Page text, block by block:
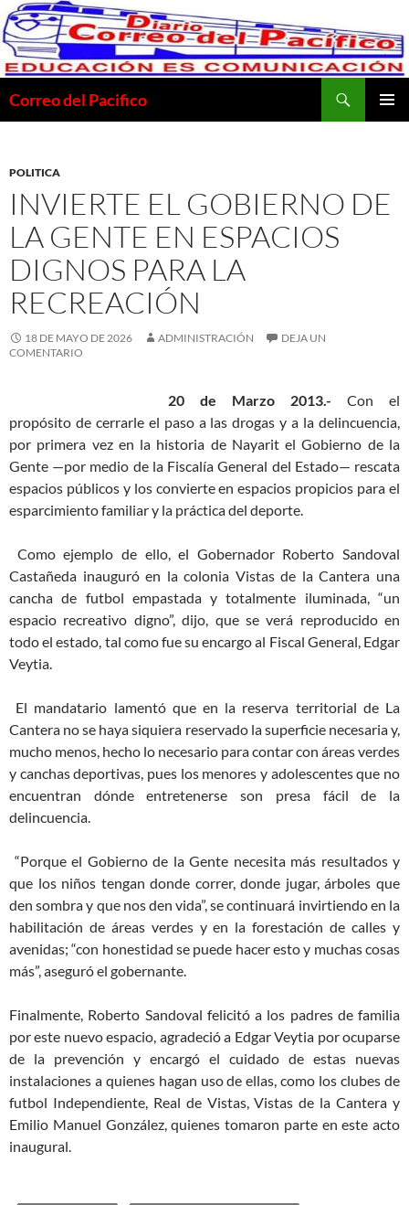
Saltar
al
contenido
Correo del Pacifico
POLITICA
INVIERTE EL GOBIERNO DE
LA GENTE EN ESPACIOS
DIGNOS PARA LA
RECREACIÓN
18 DE MAYO DE 2026 ADMINISTRACIÓN
DEJA UN
COMENTARIO
20 de Marzo 2013.- Con el
propósito de cerrarle el paso a las drogas y a la delincuencia,
por primera vez en la historia de Nayarit el Gobierno de la
Gente —por medio de la Fiscalía General del Estado— rescata
espacios públicos y los convierte en espacios propicios para el
esparcimiento familiar y la práctica del deporte.
Como ejemplo de ello, el Gobernador Roberto Sandoval
Castañeda inauguró en la colonia Vistas de la Cantera una
cancha de futbol empastada y totalmente iluminada, “un
espacio recreativo digno”, dijo, que se verá reproducido en
todo el estado, tal como fue su encargo al Fiscal General, Edgar
Veytia.
El mandatario lamentó que en la reserva territorial de La
Cantera no se haya siquiera reservado la superficie necesaria y,
mucho menos, hecho lo necesario para contar con áreas verdes
y canchas deportivas, pues los menores y adolescentes que no
encuentran dónde entretenerse son presa fácil de la
delincuencia.
“Porque el Gobierno de la Gente necesita más resultados y
que los niños tengan donde correr, donde jugar, árboles que
den sombra y que nos den vida”, se continuará invirtiendo en la
habilitación de áreas verdes y en la forestación de calles y
avenidas; “con honestidad se puede hacer esto y muchas cosas
más”, aseguró el gobernante.
Finalmente, Roberto Sandoval felicitó a los padres de familia
por este nuevo espacio, agradeció a Edgar Veytia por ocuparse
de la prevención y encargó el cuidado de estas nuevas
instalaciones a quienes hagan uso de ellas, como los clubes de
futbol Independiente, Real de Vistas, Vistas de la Cantera y
Emilio Manuel González, quienes tomaron parte en este acto
inaugural.